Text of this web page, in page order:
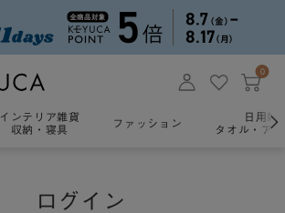
0
インテリア雑貨
収納・寝具
ファッション
日用雑
タオル・ア
ログイン